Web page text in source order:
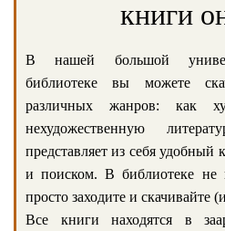
книги
В нашей большой
библиотеке вы можете
различных жанров: как
нехудожественную
представляет из себя удобный
и поиском. В библиотеке не
просто заходите и скачивайте
Все книги находятся в